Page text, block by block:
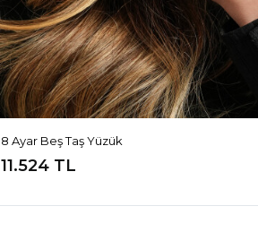
8 Ayar Beş Taş Yüzük
11.524 TL